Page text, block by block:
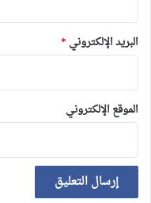
البريد الإلكتروني *
الموقع الإلكتروني